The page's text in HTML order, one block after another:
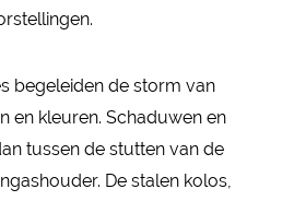
begeleiden de storm van
en kleuren. Schaduwen en
tussen de stutten van de
De stalen kolos,